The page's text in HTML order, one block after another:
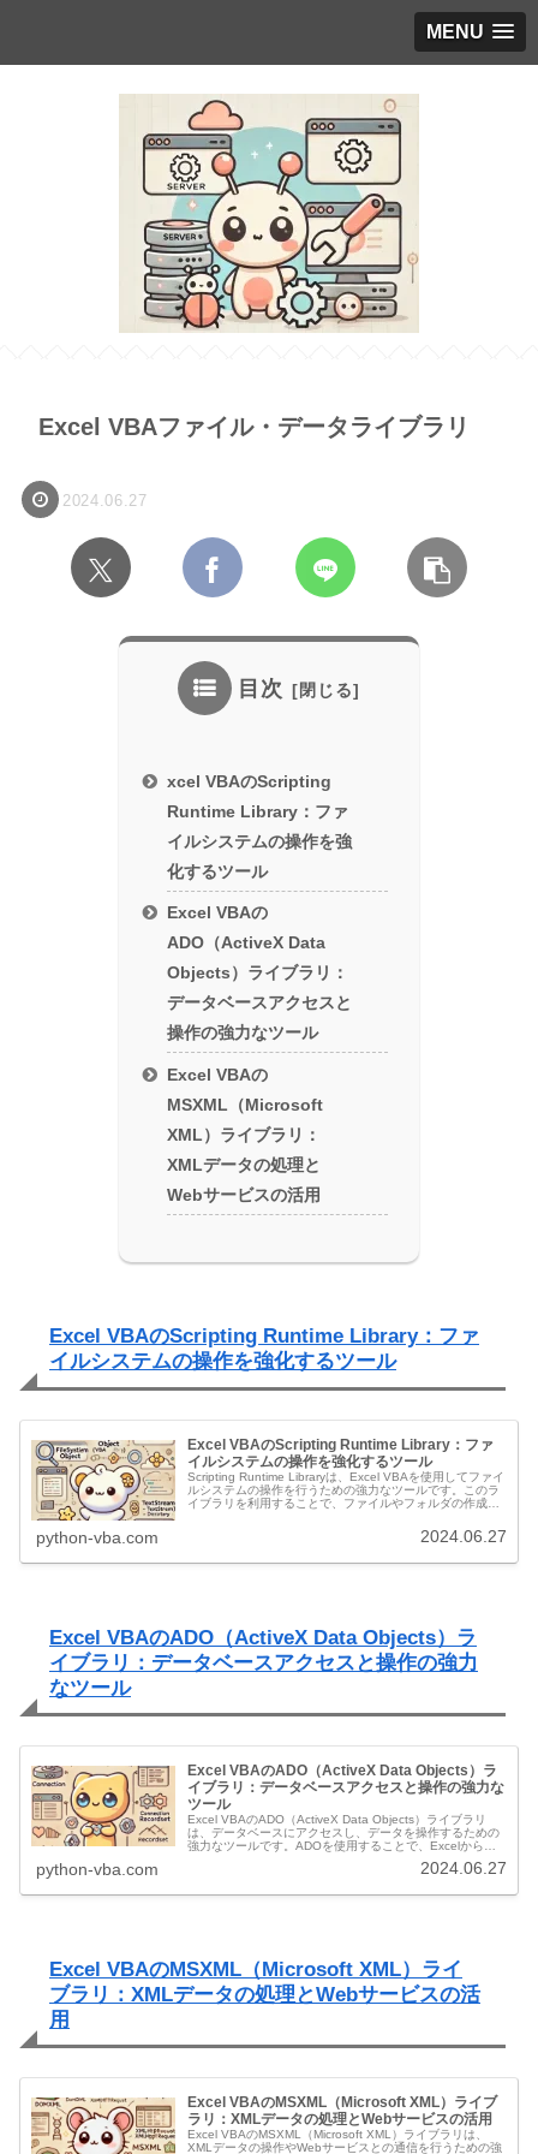
MENU
Excel VBAファイル・データライブラリ
2024.06.27
目次
xcel VBAのScripting
Runtime Library：ファ
イルシステムの操作を強
化するツール
Excel VBAの
ADO（ActiveX Data
Objects）ライブラリ：
データベースアクセスと
操作の強力なツール
Excel VBAの
MSXML（Microsoft
XML）ライブラリ：
XMLデータの処理と
Webサービスの活用
Excel VBAのScripting Runtime Library：ファ
イルシステムの操作を強化するツール
Excel VBAのScripting Runtime Library：ファ
イルシステムの操作を強化するツール
Scripting Runtime Libraryは、Excel VBAを使用してファイ
ルシステムの操作を行うための強力なツールです。このラ
イブラリを利用することで、ファイルやフォルダの作成、
python-vba.com 2024.06.27
Excel VBAのADO（ActiveX Data Objects）ラ
イブラリ：データベースアクセスと操作の強力
なツール
Excel VBAのADO（ActiveX Data Objects）ラ
イブラリ：データベースアクセスと操作の強力な
ツール
Excel VBAのADO（ActiveX Data Objects）ライブラリ
は、データベースにアクセスし、データを操作するための
強力なツールです。ADOを使用することで、Excelから直
python-vba.com 2024.06.27
Excel VBAのMSXML（Microsoft XML）ライ
ブラリ：XMLデータの処理とWebサービスの活
用
Excel VBAのMSXML（Microsoft XML）ライブ
ラリ：XMLデータの処理とWebサービスの活用
Excel VBAのMSXML（Microsoft XML）ライブラリは、
XMLデータの操作やWebサービスとの通信を行うための強